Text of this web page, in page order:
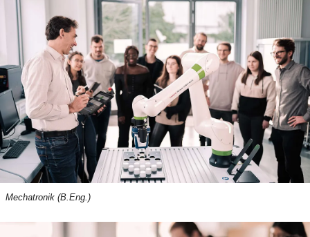
Mechatronik (B.Eng.)